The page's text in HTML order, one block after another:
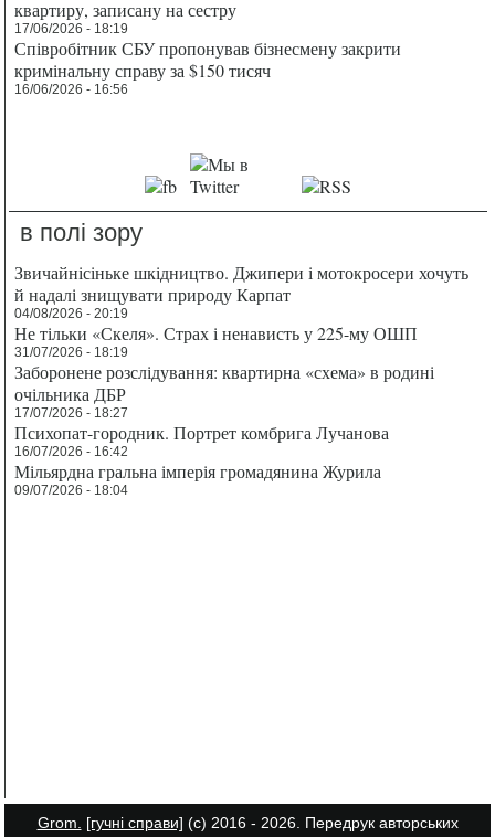
квартиру, записану на сестру
17/06/2026 - 18:19
Співробітник СБУ пропонував бізнесмену закрити
кримінальну справу за $150 тисяч
16/06/2026 - 16:56
в полі зору
Звичайнісіньке шкідництво. Джипери і мотокросери хочуть
й надалі знищувати природу Карпат
04/08/2026 - 20:19
Не тільки «Скеля». Страх і ненависть у 225-му ОШП
31/07/2026 - 18:19
Заборонене розслідування: квартирна «схема» в родині
очільника ДБР
17/07/2026 - 18:27
Психопат-городник. Портрет комбрига Лучанова
16/07/2026 - 16:42
Мільярдна гральна імперія громадянина Журила
09/07/2026 - 18:04
Grom. [гучні справи] (с) 2016 - 2026. Передрук авторських